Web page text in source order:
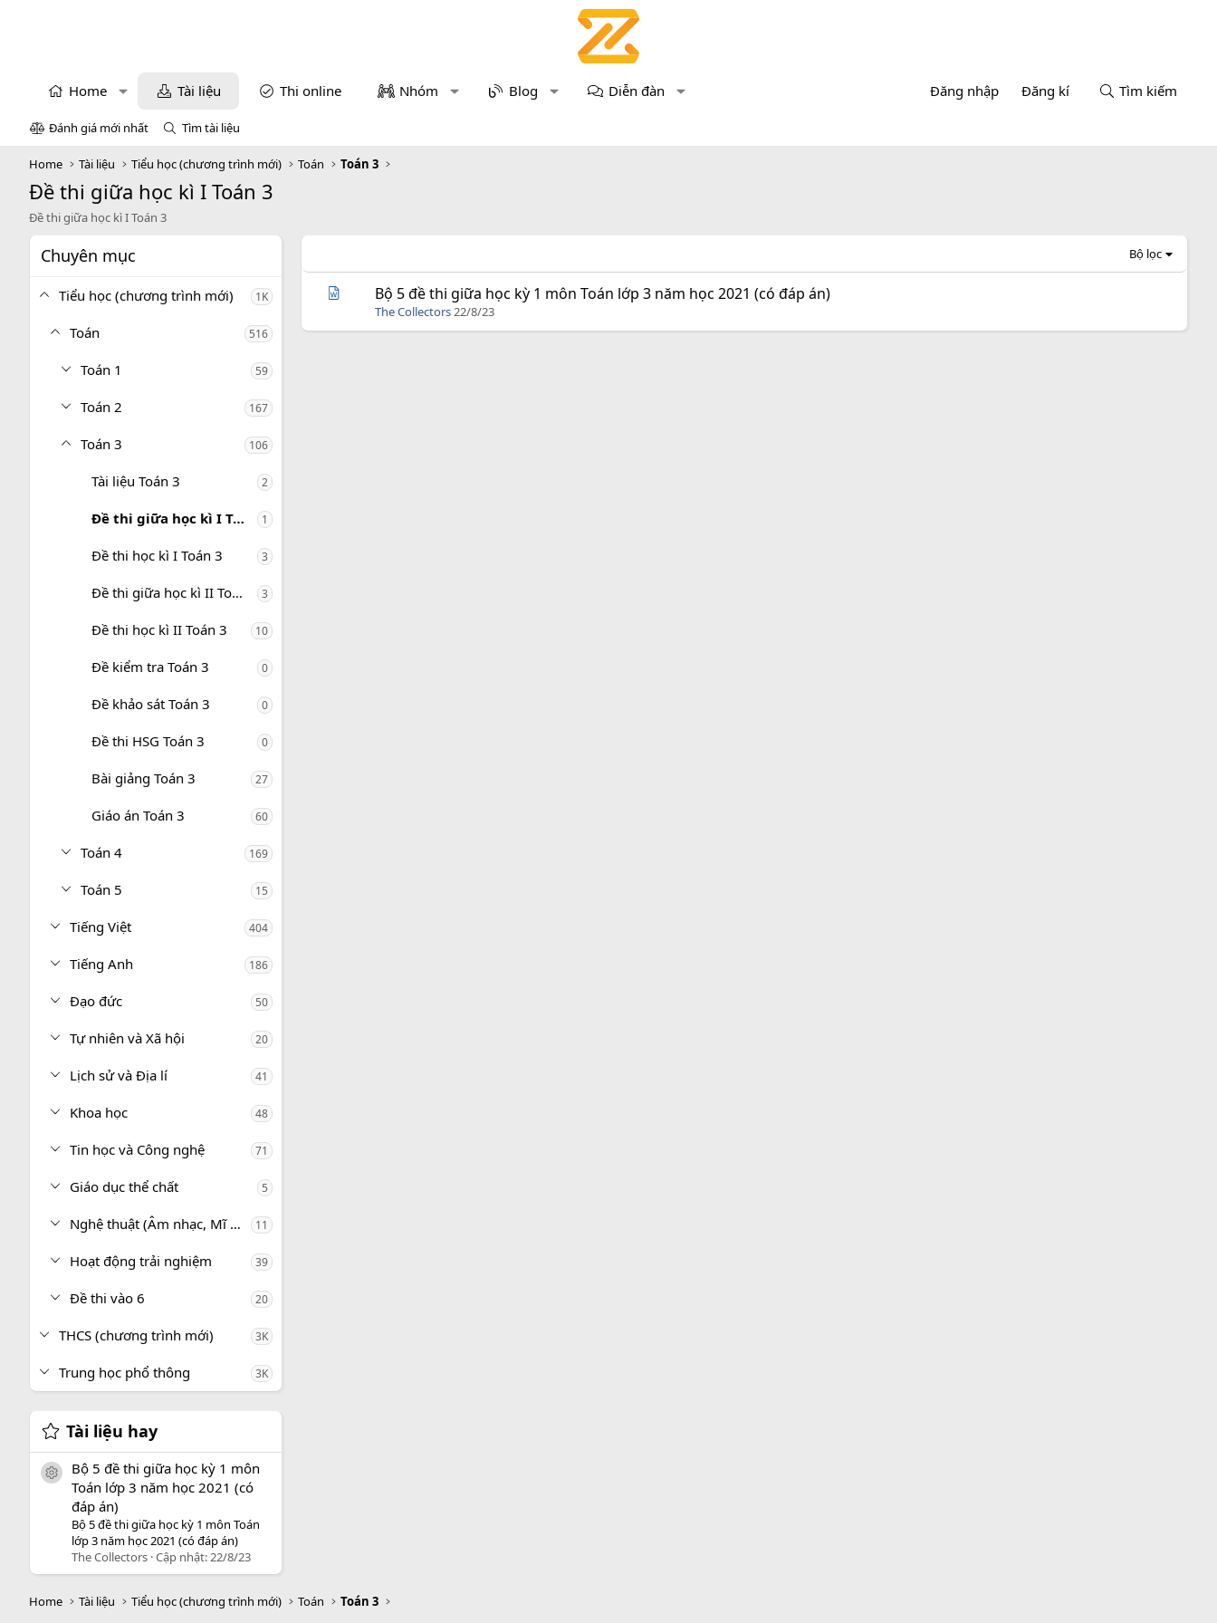
Home Tài liệu Thi online Nhóm Blog Diễn đàn Đăng nhập Đăng kí Tìm kiếm
Đánh giá mới nhất Tìm tài liệu
Home Tài liệu Tiểu học (chương trình mới) Toán Toán 3
Đề thi giữa học kì I Toán 3
Đề thi giữa học kì I Toán 3
Chuyên mục
Tiểu học (chương trình mới) 1K
Toán 516
Toán 1 59
Toán 2 167
Toán 3 106
Tài liệu Toán 3 2
Đề thi giữa học kì I Toán 3 1
Đề thi học kì I Toán 3 3
Đề thi giữa học kì II Toán 3 3
Đề thi học kì II Toán 3 10
Đề kiểm tra Toán 3 0
Đề khảo sát Toán 3 0
Đề thi HSG Toán 3 0
Bài giảng Toán 3 27
Giáo án Toán 3 60
Toán 4 169
Toán 5 15
Tiếng Việt 404
Tiếng Anh 186
Đạo đức 50
Tự nhiên và Xã hội 20
Lịch sử và Địa lí 41
Khoa học 48
Tin học và Công nghệ 71
Giáo dục thể chất 5
Nghệ thuật (Âm nhạc, Mĩ thuật) 11
Hoạt động trải nghiệm 39
Đề thi vào 6 20
THCS (chương trình mới) 3K
Trung học phổ thông 3K
Tài liệu hay
icon tài liệu
Bộ 5 đề thi giữa học kỳ 1 môn
Toán lớp 3 năm học 2021 (có
đáp án)
Bộ 5 đề thi giữa học kỳ 1 môn Toán
lớp 3 năm học 2021 (có đáp án)
The Collectors Cập nhật:22/8/23
Bộ lọc
Bộ 5 đề thi giữa học kỳ 1 môn Toán lớp 3 năm học 2021 (có đáp án)
The Collectors22/8/23
Home Tài liệu Tiểu học (chương trình mới) Toán Toán 3